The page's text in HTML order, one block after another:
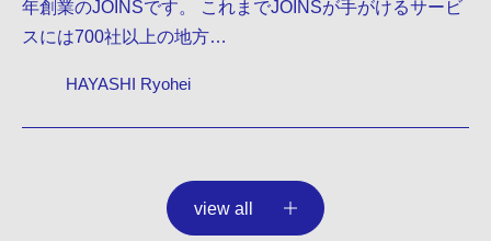
年創業のJOINSです。 これまでJOINSが手がけるサービ
スには700社以上の地方…
HAYASHI Ryohei
view all